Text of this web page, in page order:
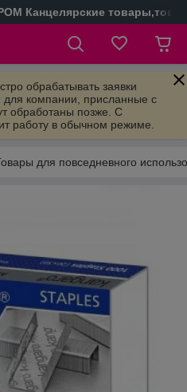
Канцелярские
обрабатывать заявки
для компании, присланные с
обработаны позже. С
работу в обычном режиме.
для повседневного